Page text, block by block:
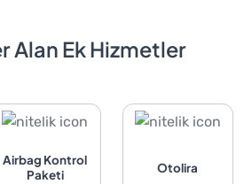
Alan Ek Hizmetler
Airbag Kontrol
Paketi
Otolira